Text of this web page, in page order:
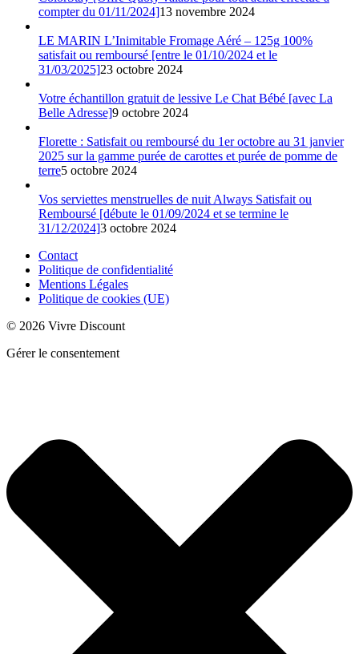
compter du 01/11/2024]13 novembre 2024
LE MARIN L’Inimitable Fromage Aéré – 125g 100%
satisfait ou remboursé [entre le 01/10/2024 et le
31/03/2025]23 octobre 2024
Votre échantillon gratuit de lessive Le Chat Bébé [avec La
Belle Adresse]9 octobre 2024
Florette : Satisfait ou remboursé du 1er octobre au 31 janvier
2025 sur la gamme purée de carottes et purée de pomme de
terre5 octobre 2024
Vos serviettes menstruelles de nuit Always Satisfait ou
Remboursé [débute le 01/09/2024 et se termine le
31/12/2024]3 octobre 2024
Contact
Politique de confidentialité
Mentions Légales
Politique de cookies (UE)
© 2026 Vivre Discount
Gérer le consentement